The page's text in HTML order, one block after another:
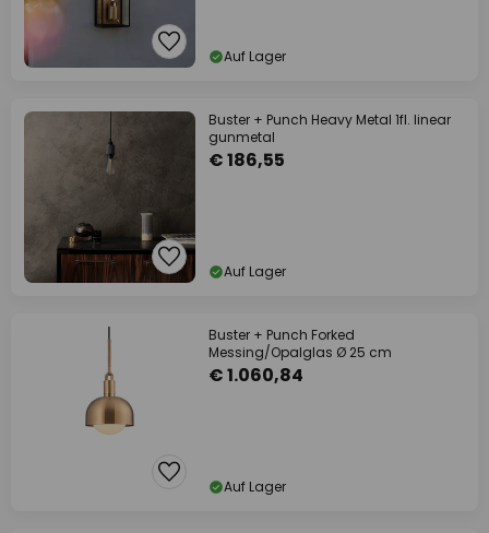
Auf Lager
Buster + Punch Heavy Metal 1fl. linear
gunmetal
€ 186,55
Auf Lager
Buster + Punch Forked
Messing/Opalglas Ø 25 cm
€ 1.060,84
Auf Lager